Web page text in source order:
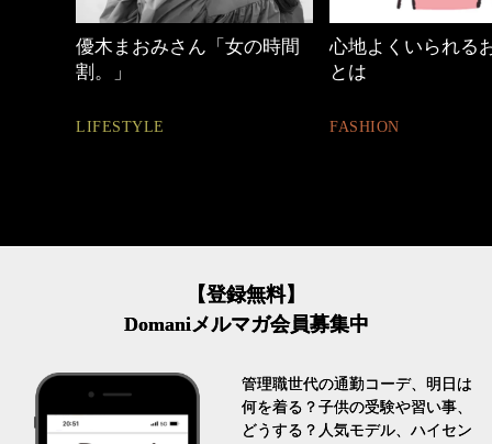
女の時間
心地よくいられるおしゃれ
FASHION
働く女性の
【登録無料】
Domaniメルマガ会員募集中
管理職世代の通勤コーデ、明日は
何を着る？子供の受験や習い事、
どうする？人気モデル、ハイセン